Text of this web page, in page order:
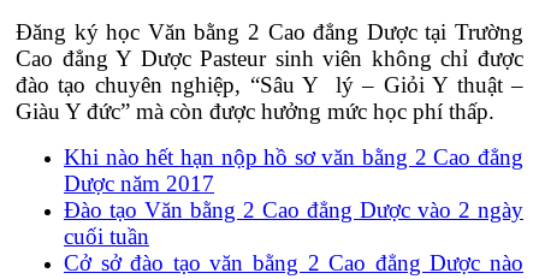
Đăng ký học Văn bằng 2 Cao đẳng Dược tại Trường
Cao đẳng Y Dược Pasteur sinh viên không chỉ được
đào tạo chuyên nghiệp, “Sâu Y lý – Giỏi Y thuật –
Giàu Y đức” mà còn được hưởng mức học phí thấp.
Khi nào hết hạn nộp hồ sơ văn bằng 2 Cao đẳng
Dược năm 2017
Đào tạo Văn bằng 2 Cao đẳng Dược vào 2 ngày
cuối tuần
Cở sở đào tạo văn bằng 2 Cao đẳng Dược nào